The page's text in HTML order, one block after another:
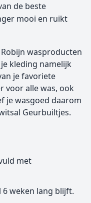
de beste
mooi en ruikt
wasproducten
kleding namelijk
je favoriete
voor alle was, ook
je wasgoed daarom
Geurbuiltjes.
met
6 weken lang blijft.